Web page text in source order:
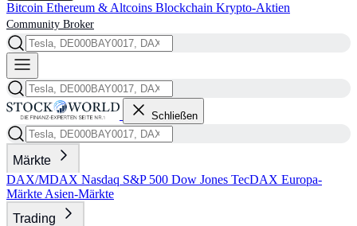
Bitcoin Ethereum & Altcoins Blockchain Krypto-Aktien
Community Broker
Schließen
Märkte
DAX/MDAX Nasdaq S&P 500 Dow Jones TecDAX Europa-
Märkte Asien-Märkte
Trading